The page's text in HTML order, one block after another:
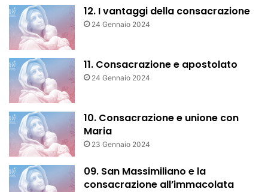
12. I vantaggi della consacrazione
24 Gennaio 2024
11. Consacrazione e apostolato
24 Gennaio 2024
10. Consacrazione e unione con
Maria
23 Gennaio 2024
09. San Massimiliano e la
consacrazione all’immacolata